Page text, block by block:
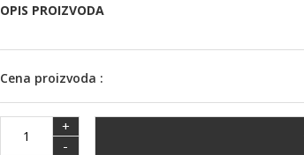
OPIS PROIZVODA
Cena proizvoda :
+
-